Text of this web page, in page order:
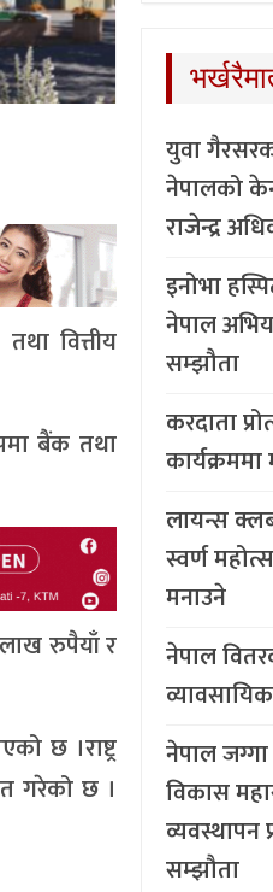
वित्तीय
बैंक तथा
रुपैयाँ र
छ ।राष्ट्र
गरेको छ ।
युवा
नेपालको
राजेन्द्र
इनोभा
नेपाल
सम्झौता
करदाता
कार्यक्रममा
लायन्स
स्वर्ण
मनाउने
नेपाल
व्यावसायिक
नेपाल
विकास
व्यवस्थापन
सम्झौता